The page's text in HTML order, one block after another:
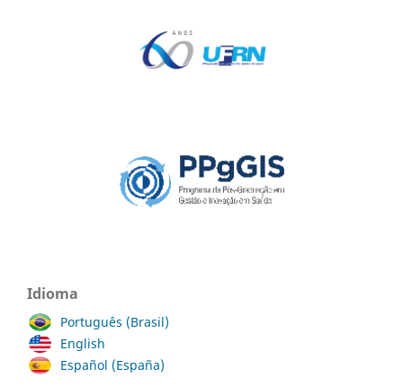
Idioma
Português (Brasil)
English
Español (España)